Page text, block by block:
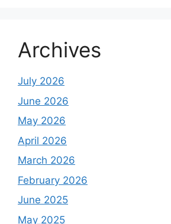
Archives
July 2026
June 2026
May 2026
April 2026
March 2026
February 2026
June 2025
May 2025